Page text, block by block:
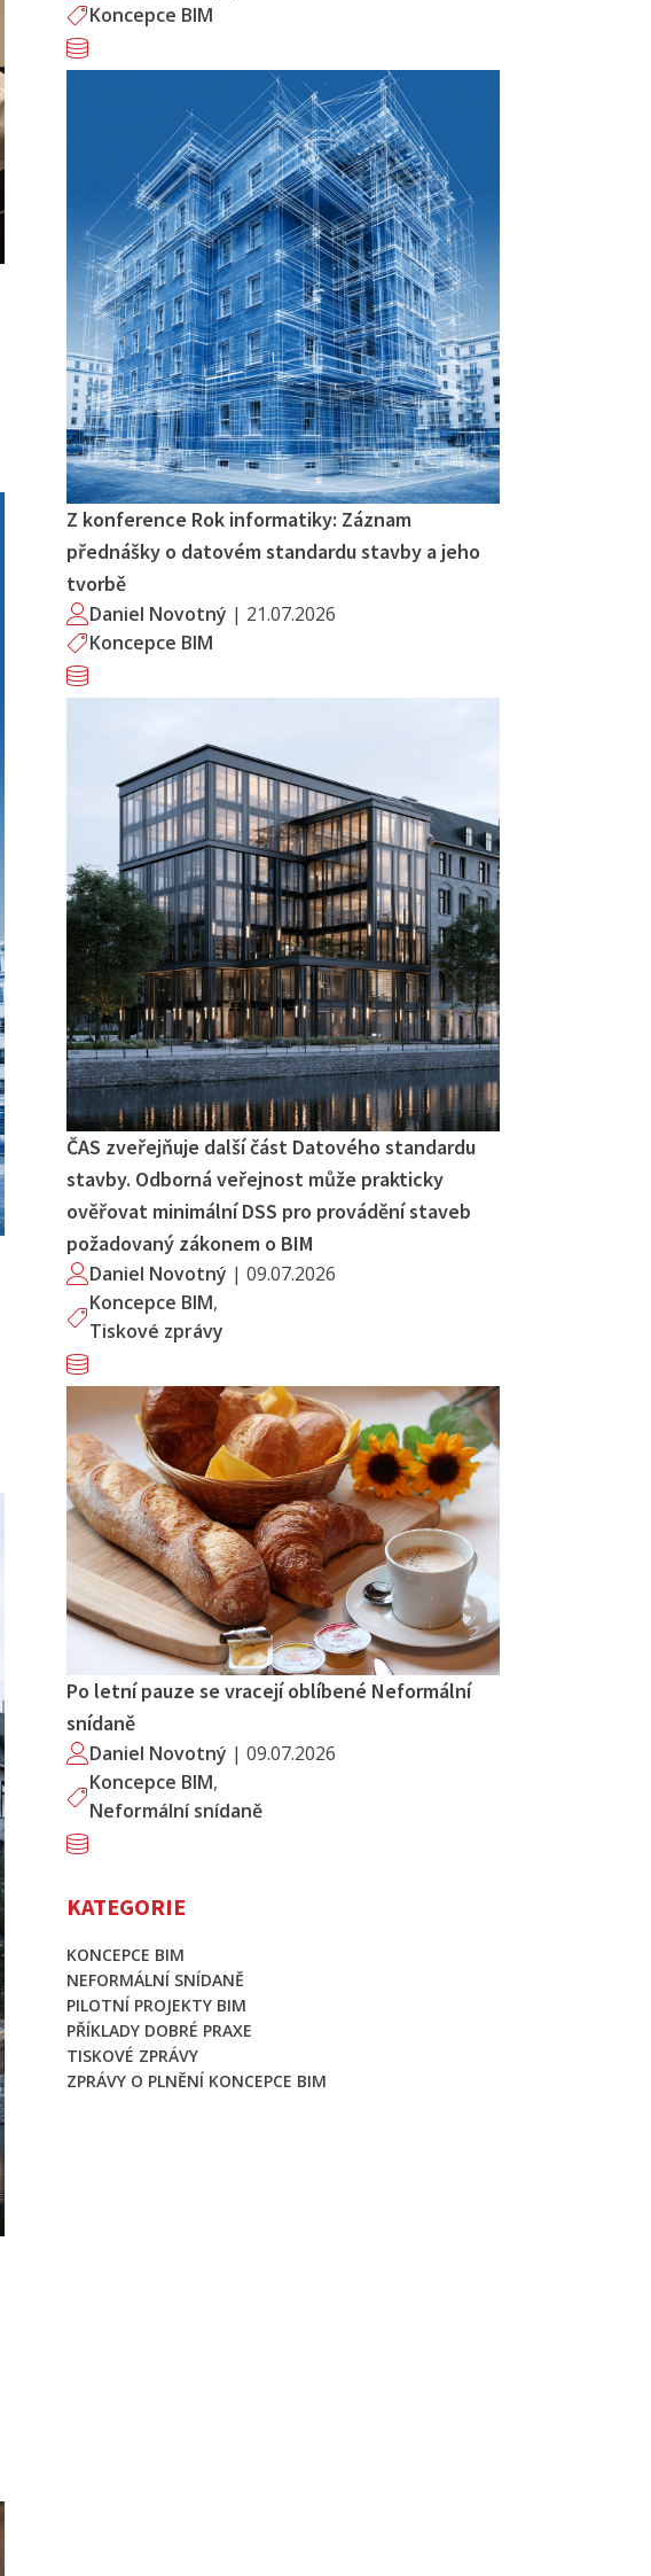
Koncepce BIM
Z konference Rok informatiky: Záznam
přednášky o datovém standardu stavby a jeho
tvorbě
Daniel Novotný | 21.07.2026
Koncepce BIM
ČAS zveřejňuje další část Datového standardu
stavby. Odborná veřejnost může prakticky
ověřovat minimální DSS pro provádění staveb
požadovaný zákonem o BIM
Daniel Novotný | 09.07.2026
Koncepce BIM,
Tiskové zprávy
Po letní pauze se vracejí oblíbené Neformální
snídaně
Daniel Novotný | 09.07.2026
Koncepce BIM,
Neformální snídaně
KATEGORIE
KONCEPCE BIM
NEFORMÁLNÍ SNÍDANĚ
PILOTNÍ PROJEKTY BIM
PŘÍKLADY DOBRÉ PRAXE
TISKOVÉ ZPRÁVY
ZPRÁVY O PLNĚNÍ KONCEPCE BIM